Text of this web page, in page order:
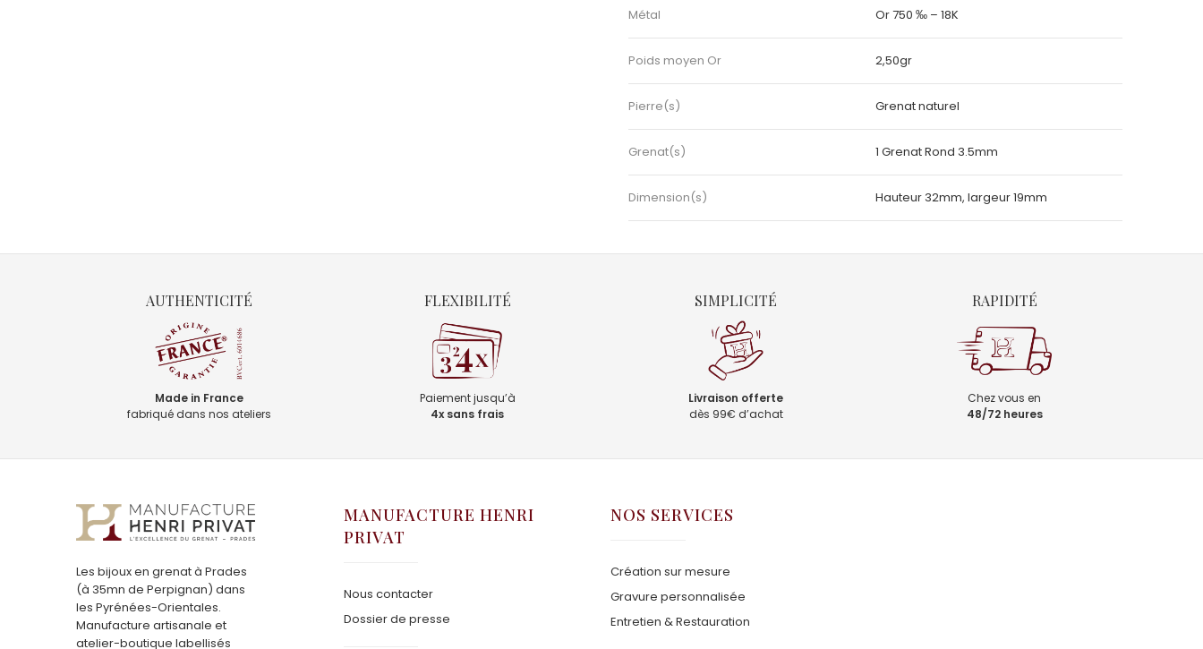
Métal Or 750 ‰ – 18K
Poids moyen Or 2,50gr
Pierre(s) Grenat naturel
Grenat(s) 1 Grenat Rond 3.5mm
Dimension(s) Hauteur 32mm, largeur 19mm
AUTHENTICITÉ
Made in France
fabriqué dans nos ateliers
FLEXIBILITÉ
Paiement jusqu’à
4x sans frais
SIMPLICITÉ
Livraison offerte
dès 99€ d’achat
RAPIDITÉ
Chez vous en
48/72 heures
Les bijoux en grenat à Prades
(à 35mn de Perpignan) dans
les Pyrénées-Orientales.
Manufacture artisanale et
atelier-boutique labellisés
MANUFACTURE HENRI
PRIVAT
Nous contacter
Dossier de presse
NOS SERVICES
Création sur mesure
Gravure personnalisée
Entretien & Restauration